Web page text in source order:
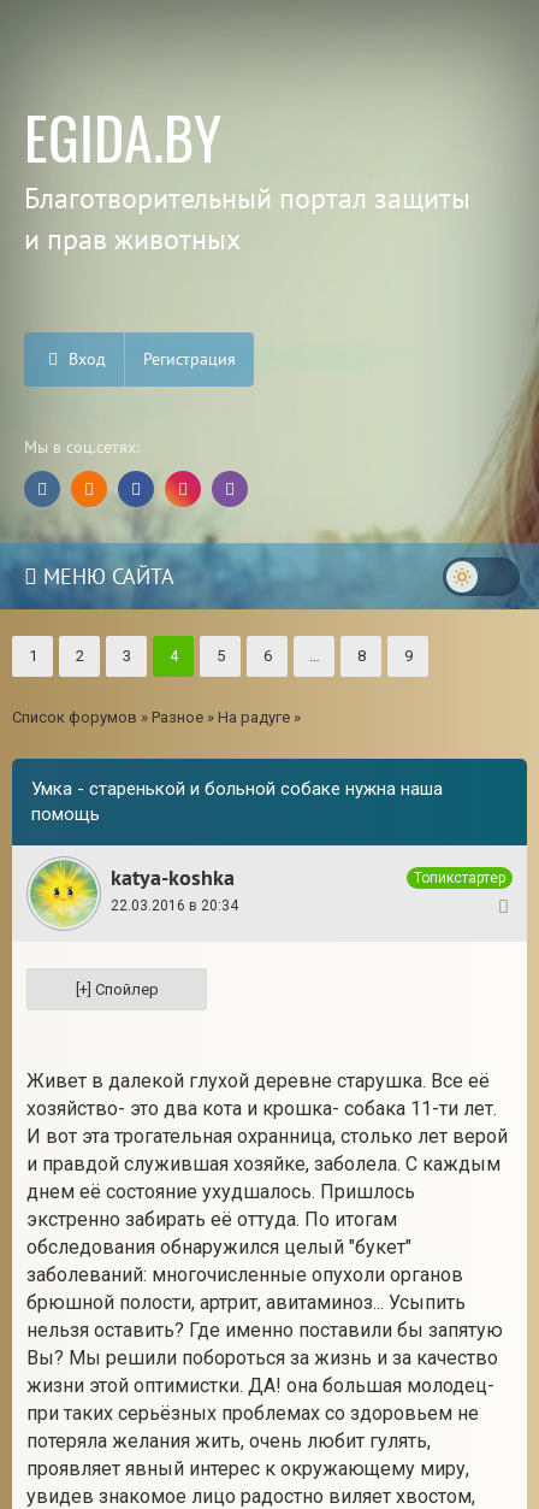
EGIDA.BY
Благотворительный портал защиты
и прав животных
Вход Регистрация
Мы в соц.сетях:
МЕНЮ САЙТА
1 2 3 4 5 6 … 8 9
Список форумов » Разное » На радуге »
Умка - старенькой и больной собаке нужна наша
помощь
katya-koshka
Топикстартер
22.03.2016 в 20:34
Живет в далекой глухой деревне старушка. Все её
хозяйство- это два кота и крошка- собака 11-ти лет.
И вот эта трогательная охранница, столько лет верой
и правдой служившая хозяйке, заболела. С каждым
днем её состояние ухудшалось. Пришлось
экстренно забирать её оттуда. По итогам
обследования обнаружился целый "букет"
заболеваний: многочисленные опухоли органов
брюшной полости, артрит, авитаминоз... Усыпить
нельзя оставить? Где именно поставили бы запятую
Вы? Мы решили побороться за жизнь и за качество
жизни этой оптимистки. ДА! она большая молодец-
при таких серьёзных проблемах со здоровьем не
потеряла желания жить, очень любит гулять,
проявляет явный интерес к окружающему миру,
увидев знакомое лицо радостно виляет хвостом,